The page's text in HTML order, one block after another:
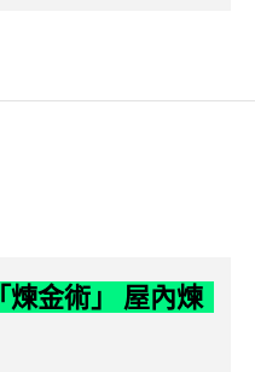
煉金術」 屋內煉